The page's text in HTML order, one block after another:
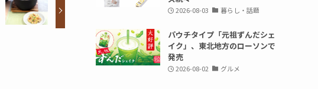
2026-08-03 暮らし・話題
パウチタイプ「元祖ずんだシェ
イク」、東北地方のローソンで
発売
2026-08-02 グルメ